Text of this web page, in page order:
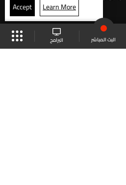
البث المباشر البرامج
Accept Learn More
الجدول البث المباشر